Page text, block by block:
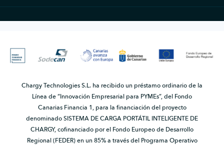
Chargy Technologies S.L. ha recibido un préstamo ordinario de la
Línea de “Innovación Empresarial para PYMEs”, del Fondo
Canarias Financia 1, para la financiación del proyecto
denominado SISTEMA DE CARGA PORTÁTIL INTELIGENTE DE
CHARGY, cofinanciado por el Fondo Europeo de Desarrollo
Regional (FEDER) en un 85% a través del Programa Operativo